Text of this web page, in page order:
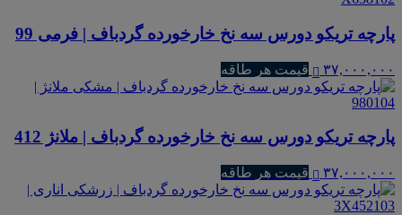
پارچه تریکو دورس سه نخ خارخورده گردباف | فرمی 99
۳۷,۰۰۰,۰۰۰ قیمت هر طاقه
پارچه تریکو دورس سه نخ خارخورده گردباف | ملانژ 412
۳۷,۰۰۰,۰۰۰ قیمت هر طاقه